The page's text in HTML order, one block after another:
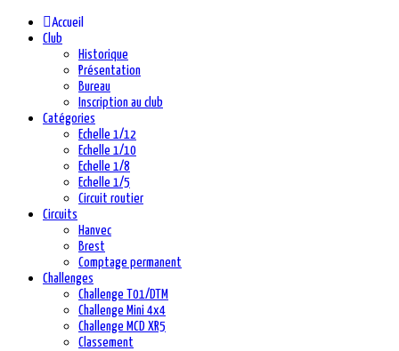
Accueil
Club
Historique
Présentation
Bureau
Inscription au club
Catégories
Echelle 1/12
Echelle 1/10
Echelle 1/8
Echelle 1/5
Circuit routier
Circuits
Hanvec
Brest
Comptage permanent
Challenges
Challenge T01/DTM
Challenge Mini 4x4
Challenge MCD XR5
Classement
précédente
précédent
suivante
suivant